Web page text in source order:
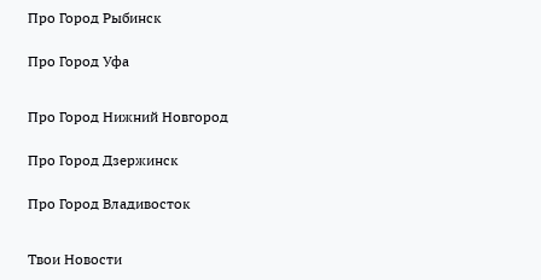
Про Город Рыбинск
Про Город Уфа
Про Город Нижний Новгород
Про Город Дзержинск
Про Город Владивосток
Твои Новости